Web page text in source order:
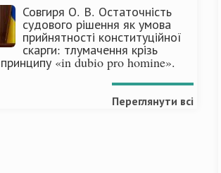
Совгиря О. В. Остаточність
судового рішення як умова
прийнятності конституційної
скарги: тлумачення крізь
«in dubio pro homine».
Переглянути всі